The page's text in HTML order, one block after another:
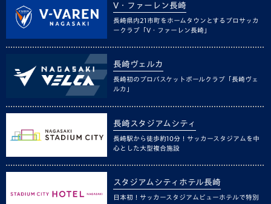
V・ファーレン長崎
長崎県内21市町をホームタウンとするプロサッカ
ークラブ「V・ファーレン長崎」
長崎ヴェルカ
長崎初のプロバスケットボールクラブ「長崎ヴェ
ルカ」
長崎スタジアムシティ
長崎駅から徒歩約10分！サッカースタジアムを中
心とした大型複合施設
スタジアムシティホテル長崎
日本初！サッカースタジアムビューホテルで特別